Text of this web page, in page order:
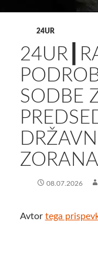
24UR
SODBE
08.07.2026
Avtor tega